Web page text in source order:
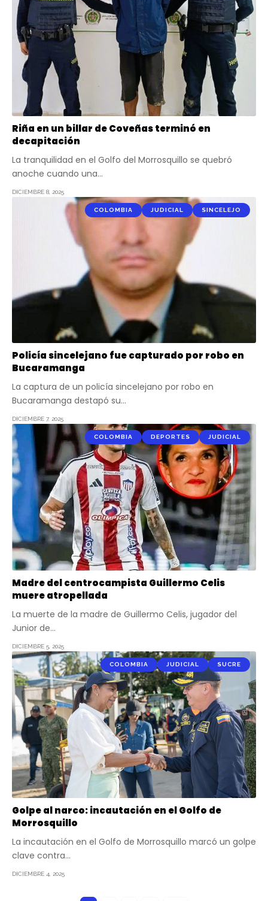
Riña en un billar de Coveñas terminó en
decapitación
La tranquilidad en el Golfo del Morrosquillo se quebró
anoche cuando una…
DICIEMBRE 8, 2025
COLOMBIA JUDICIAL SINCELEJO
Policía sincelejano fue capturado por robo en
Bucaramanga
La captura de un policía sincelejano por robo en
Bucaramanga destapó su…
DICIEMBRE 7, 2025
COLOMBIA DEPORTES JUDICIAL
Madre del centrocampista Guillermo Celis
muere atropellada
La muerte de la madre de Guillermo Celis, jugador del
Junior de…
DICIEMBRE 5, 2025
COLOMBIA JUDICIAL SUCRE
Golpe al narco: incautación en el Golfo de
Morrosquillo
La incautación en el Golfo de Morrosquillo marcó un golpe
clave contra…
DICIEMBRE 4, 2025